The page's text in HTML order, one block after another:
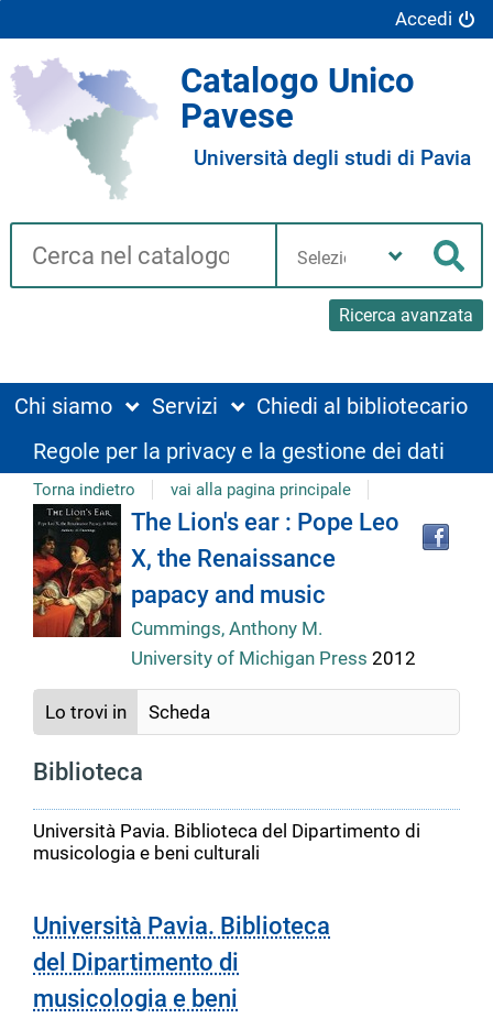
Accedi
Catalogo Unico
Pavese
Università degli studi di Pavia
Cerca su "Catalogo"
Ricerca avanzata
biblioteca
Chi siamo Servizi
Chiedi al bibliotecario
Regole per la privacy e la gestione dei dati
Torna indietro vai alla pagina principale
Dettaglio
del
documento
The Lion's ear : Pope Leo
X, the Renaissance
papacy and music
Cummings, Anthony M.
University of Michigan Press 2012
Lo trovi in Scheda
Biblioteca
Università Pavia. Biblioteca del Dipartimento di
musicologia e beni culturali
Università Pavia. Biblioteca
del Dipartimento di
musicologia e beni